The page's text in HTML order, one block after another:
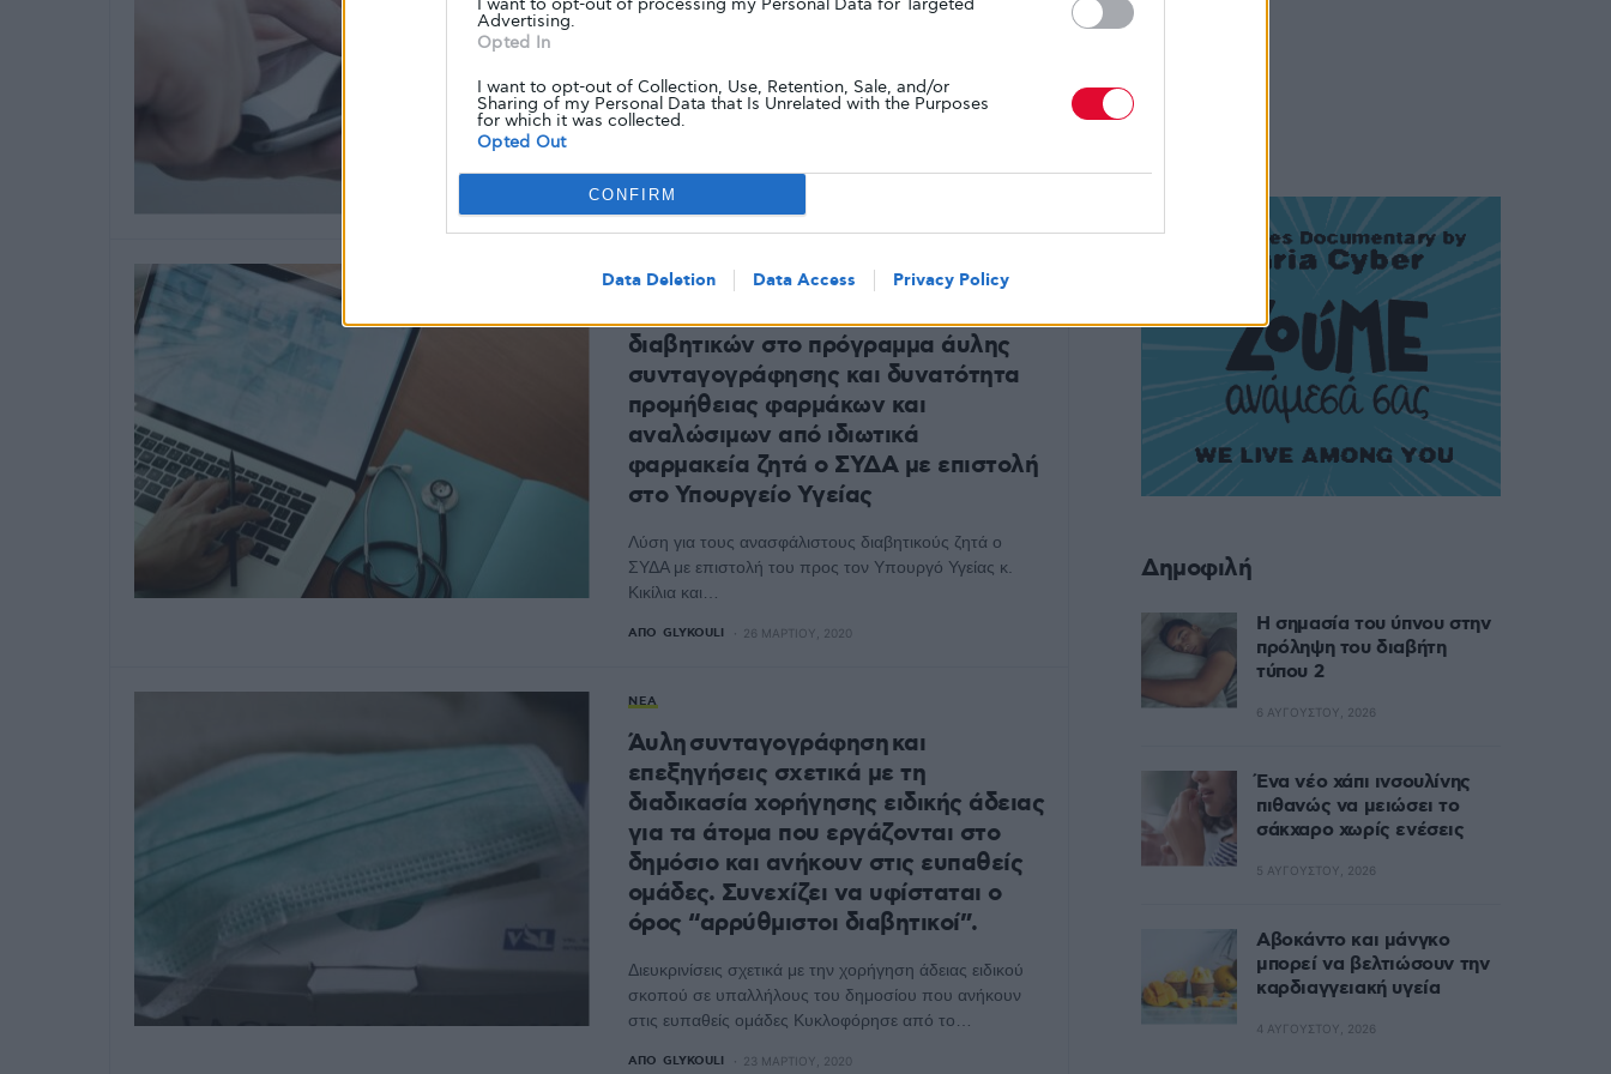
I want to opt-out of processing my Personal Data for Targeted
Advertising.
Opted In
I want to opt-out of Collection, Use, Retention, Sale, and/or
Sharing of my Personal Data that Is Unrelated with the Purposes
for which it was collected.
Opted Out
CONFIRM
Data Deletion Data Access Privacy Policy
Στα πλαίσια των μέτρων που έχουν ληφθεί για την
ΑΠΌ GLYKOULI
ΝΈΑ
διαβητικών στο πρόγραμμα άυλης
συνταγογράφησης και δυνατότητα
προμήθειας φαρμάκων και
αναλώσιμων από ιδιωτικά
φαρμακεία ζητά ο ΣΥΔΑ με επιστολή
στο Υπουργείο Υγείας
Λύση για τους ανασφάλιστους διαβητικούς ζητά ο
ΣΥΔΑ με επιστολή του προς τον Υπουργό Υγείας κ.
Κικίλια και…
ΑΠΌ GLYKOULI 26 ΜΑΡΤΊΟΥ, 2020
ΝΈΑ
Άυλη συνταγογράφηση και
επεξηγήσεις σχετικά με τη
διαδικασία χορήγησης ειδικής άδειας
για τα άτομα που εργάζονται στο
δημόσιο και ανήκουν στις ευπαθείς
ομάδες. Συνεχίζει να υφίσταται ο
όρος “αρρύθμιστοι διαβητικοί”.
Διευκρινίσεις σχετικά με την χορήγηση άδειας ειδικού
σκοπού σε υπαλλήλους του δημοσίου που ανήκουν
στις ευπαθείς ομάδες Κυκλοφόρησε από το…
ΑΠΌ GLYKOULI 23 ΜΑΡΤΊΟΥ, 2020
Δημοφιλή
Η σημασία του ύπνου στην
πρόληψη του διαβήτη
τύπου 2
6 ΑΥΓΟΎΣΤΟΥ, 2026
Ένα νέο χάπι ινσουλίνης
πιθανώς να μειώσει το
σάκχαρο χωρίς ενέσεις
5 ΑΥΓΟΎΣΤΟΥ, 2026
Αβοκάντο και μάνγκο
μπορεί να βελτιώσουν την
καρδιαγγειακή υγεία
4 ΑΥΓΟΎΣΤΟΥ, 2026